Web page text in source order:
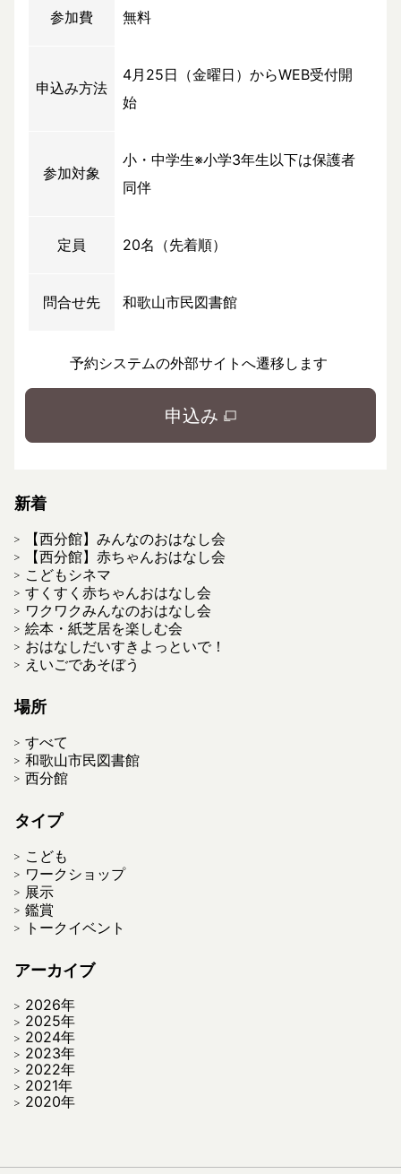
参加費 無料
申込み方法
4月25日（金曜日）からWEB受付開
始
参加対象
小・中学生※小学3年生以下は保護者
同伴
定員 20名（先着順）
問合せ先 和歌山市民図書館
予約システムの外部サイトへ遷移します
申込み
新着
【西分館】みんなのおはなし会
【西分館】赤ちゃんおはなし会
こどもシネマ
すくすく赤ちゃんおはなし会
ワクワクみんなのおはなし会
絵本・紙芝居を楽しむ会
おはなしだいすきよっといで！
えいごであそぼう
場所
すべて
和歌山市民図書館
西分館
タイプ
こども
ワークショップ
展示
鑑賞
トークイベント
アーカイブ
2026年
2025年
2024年
2023年
2022年
2021年
2020年